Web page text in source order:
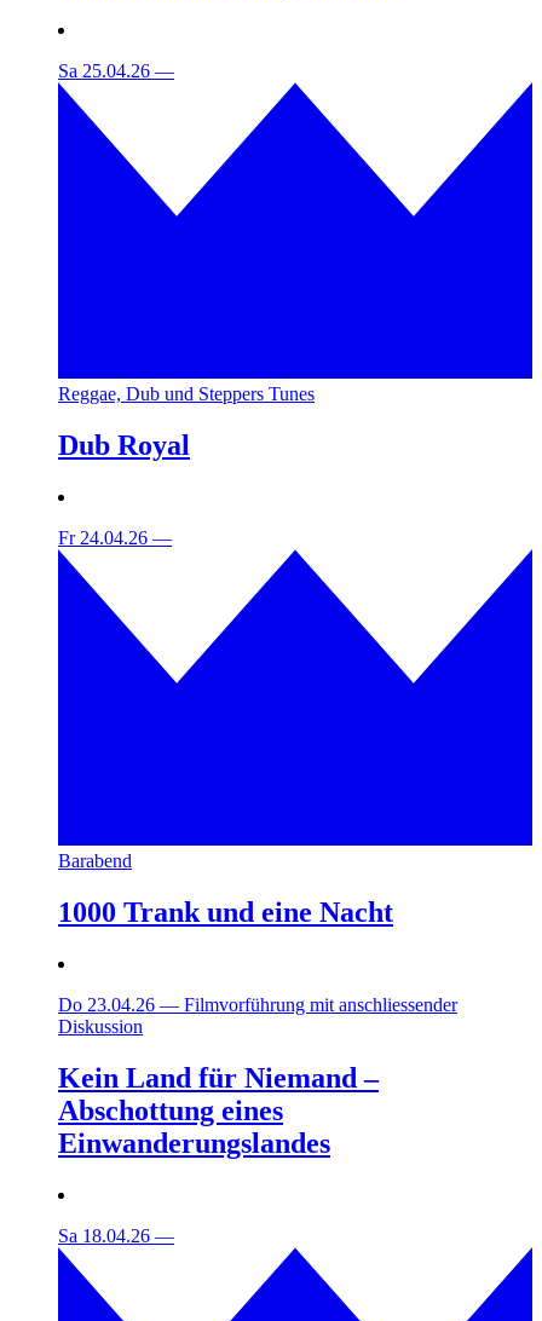
Sa 25.04.26 —
Reggae, Dub und Steppers Tunes
Dub Royal
Fr 24.04.26 —
Barabend
1000 Trank und eine Nacht
Do 23.04.26 — Filmvorführung mit anschliessender
Diskussion
Kein Land für Niemand –
Abschottung eines
Einwanderungslandes
Sa 18.04.26 —